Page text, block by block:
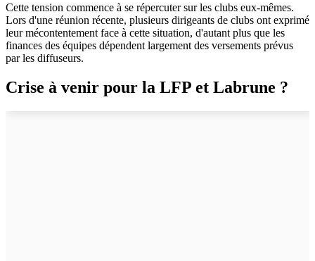
Cette tension commence à se répercuter sur les clubs eux-mêmes.
Lors d'une réunion récente, plusieurs dirigeants de clubs ont exprimé
leur mécontentement face à cette situation, d'autant plus que les
finances des équipes dépendent largement des versements prévus
par les diffuseurs.
Crise à venir pour la LFP et Labrune ?